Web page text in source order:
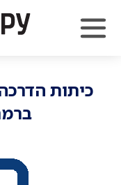
כיתות